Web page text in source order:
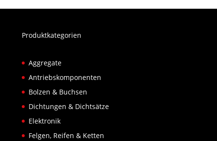
Produktkategorien
Aggregate
Antriebskomponenten
Bolzen & Buchsen
Dichtungen & Dichtsätze
Elektronik
Felgen, Reifen & Ketten